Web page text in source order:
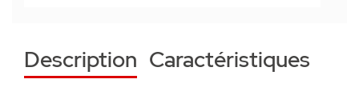
Description Caractéristiques